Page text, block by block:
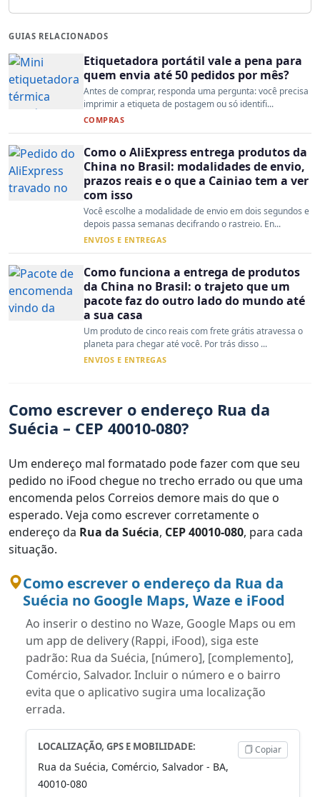
GUIAS RELACIONADOS
Etiquetadora portátil vale a pena para
quem envia até 50 pedidos por mês?
Antes de comprar, responda uma pergunta: você precisa
imprimir a etiqueta de postagem ou só identifi...
COMPRAS
Como o AliExpress entrega produtos da
China no Brasil: modalidades de envio,
prazos reais e o que a Cainiao tem a ver
com isso
Você escolhe a modalidade de envio em dois segundos e
depois passa semanas decifrando o rastreio. En...
ENVIOS E ENTREGAS
Como funciona a entrega de produtos
da China no Brasil: o trajeto que um
pacote faz do outro lado do mundo até
a sua casa
Um produto de cinco reais com frete grátis atravessa o
planeta para chegar até você. Por trás disso ...
ENVIOS E ENTREGAS
Como escrever o endereço Rua da
Suécia – CEP 40010-080?
Um endereço mal formatado pode fazer com que seu
pedido no iFood chegue no trecho errado ou que uma
encomenda pelos Correios demore mais do que o
esperado. Veja como escrever corretamente o
endereço da Rua da Suécia, CEP 40010-080, para cada
situação.
Como escrever o endereço da Rua da
Suécia no Google Maps, Waze e iFood
Ao inserir o destino no Waze, Google Maps ou em
um app de delivery (Rappi, iFood), siga este
padrão: Rua da Suécia, [número], [complemento],
Comércio, Salvador. Incluir o número e o bairro
evita que o aplicativo sugira uma localização
errada.
LOCALIZAÇÃO, GPS E MOBILIDADE:
Rua da Suécia, Comércio, Salvador - BA,
40010-080
Copiar